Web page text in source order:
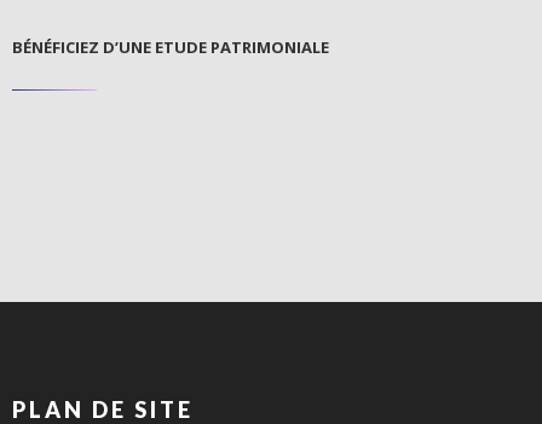
BÉNÉFICIEZ D’UNE ETUDE PATRIMONIALE
PLAN DE SITE